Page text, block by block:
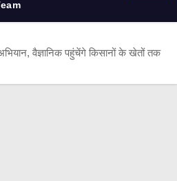
वैज्ञानिक पहुंचेंगे किसानों के खेतों तक